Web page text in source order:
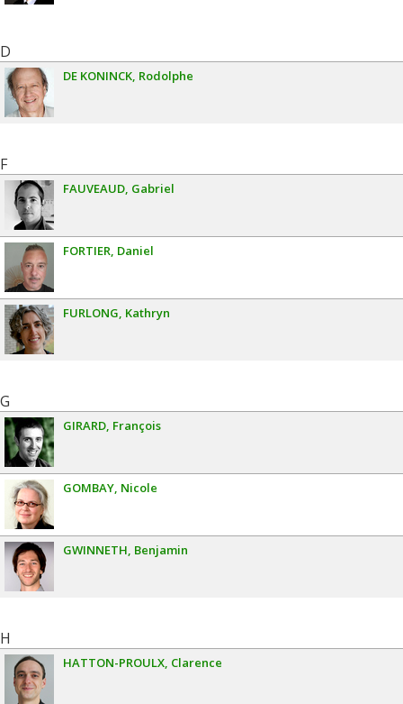
D
DE KONINCK Rodolphe
F
FAUVEAUD Gabriel
FORTIER Daniel
FURLONG Kathryn
G
GIRARD François
GOMBAY Nicole
GWINNETH Benjamin
H
HATTON-PROULX Clarence